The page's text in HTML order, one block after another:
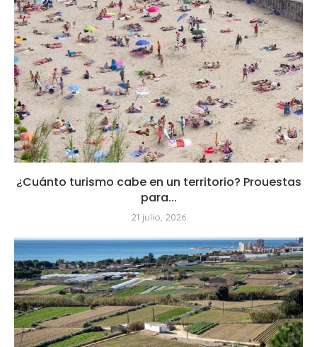
¿Cuánto turismo cabe en un territorio? Prouestas
para...
21 julio, 2026